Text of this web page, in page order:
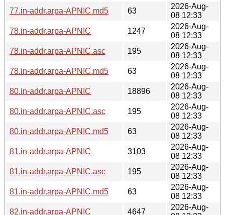
77.in-addr.arpa-APNIC.md5
63
2026-Aug-
08 12:33
78.in-addr.arpa-APNIC
1247
2026-Aug-
08 12:33
78.in-addr.arpa-APNIC.asc
195
2026-Aug-
08 12:33
78.in-addr.arpa-APNIC.md5
63
2026-Aug-
08 12:33
80.in-addr.arpa-APNIC
18896
2026-Aug-
08 12:33
80.in-addr.arpa-APNIC.asc
195
2026-Aug-
08 12:33
80.in-addr.arpa-APNIC.md5
63
2026-Aug-
08 12:33
81.in-addr.arpa-APNIC
3103
2026-Aug-
08 12:33
81.in-addr.arpa-APNIC.asc
195
2026-Aug-
08 12:33
81.in-addr.arpa-APNIC.md5
63
2026-Aug-
08 12:33
82.in-addr.arpa-APNIC
4647
2026-Aug-